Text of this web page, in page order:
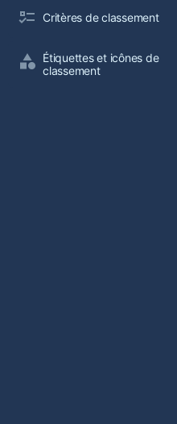
Critères de classement
Étiquettes et icônes de
classement